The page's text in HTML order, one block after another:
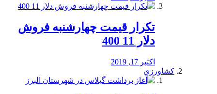
تکرار قیمت چهارشنبه فروش
دلار 11 400
اکتبر 17, 2019
کشاورزی